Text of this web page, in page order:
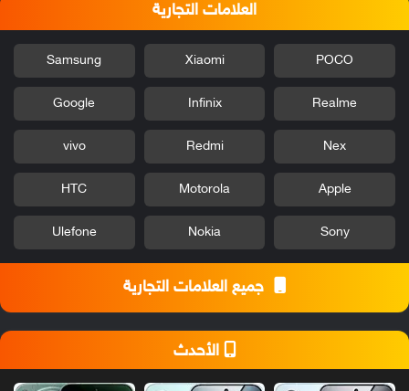
العلامات التجارية
POCO
Xiaomi
Samsung
Realme
Infinix
Google
Nex
Redmi
vivo
Apple
Motorola
HTC
Sony
Nokia
Ulefone
جميع العلامات التجارية
الأحدث